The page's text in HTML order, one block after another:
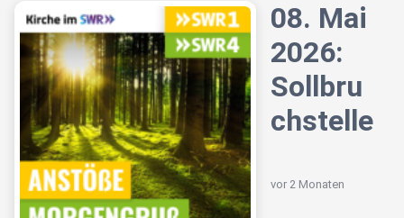
08. Mai
2026:
Sollbru
chstelle
vor 2 Monaten